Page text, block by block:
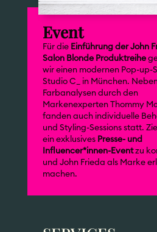
Event
Für die Einführung der John
Salon Blonde Produktreihe
wir einen modernen Pop-up-
Studio C_ in München.
Farbanalysen durch den
Markenexperten Thommy
fanden auch individuelle
und Styling-Sessions statt.
ein exklusives Presse- und
Influencer*innen-Eventzu
und John Frieda als Marke
machen.